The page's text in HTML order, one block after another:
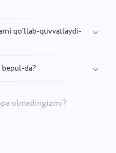
qo'llab-quvvatlaydi-
da?
olmadingizmi?